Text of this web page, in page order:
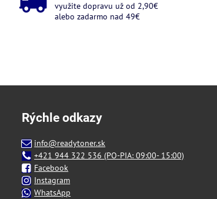
využite dopravu už od 2,90€
alebo zadarmo nad 49€
Rýchle odkazy
info@readytoner.sk
+421 944 322 536 (PO-PIA: 09:00- 15:00)
Facebook
Instagram
WhatsApp